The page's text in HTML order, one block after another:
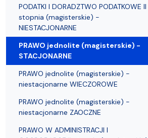
PODATKI I DORADZTWO PODATKOWE II
stopnia (magisterskie) -
NIESTACJONARNE
PRAWO jednolite (magisterskie) -
STACJONARNE
PRAWO jednolite (magisterskie) -
niestacjonarne WIECZOROWE
PRAWO jednolite (magisterskie) -
niestacjonarne ZAOCZNE
PRAWO W ADMINISTRACJI I